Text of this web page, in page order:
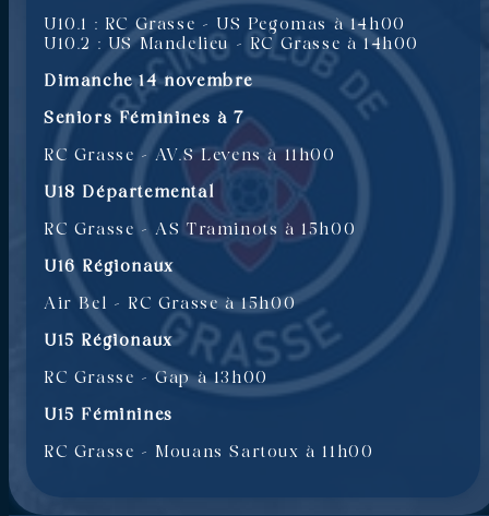
U10.1 : RC Grasse – US Pegomas à 14h00
U10.2 : US Mandelieu – RC Grasse à 14h00
Dimanche 14 novembre
Seniors Féminines à 7
RC Grasse – AV.S Levens à 11h00
U18 Départemental
RC Grasse – AS Traminots à 15h00
U16 Régionaux
Air Bel – RC Grasse à 15h00
U15 Régionaux
RC Grasse – Gap à 13h00
U15 Féminines
RC Grasse – Mouans Sartoux à 11h00